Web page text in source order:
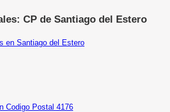
CP de Santiago del Estero
en Santiago del Estero
Codigo Postal 4176